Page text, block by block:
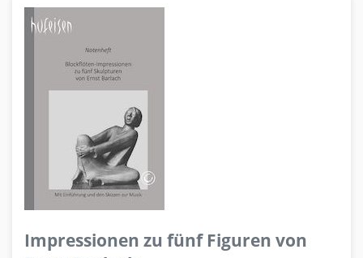
Impressionen zu fünf Figuren von